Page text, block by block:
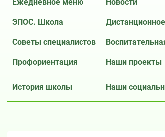
Ежедневное меню Новости
ЭПОС. Школа
Советы специалистов
Профориентация Наши проекты
История школы Наши